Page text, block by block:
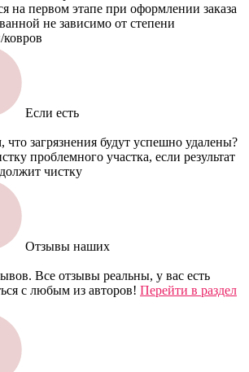
на первом этапе при оформлении заказа
не зависимо от степени
ковров
Если есть
что загрязнения будут успешно удалены?
проблемного участка, если результат
чистку
Отзывы наших
Все отзывы реальны, у вас есть
с любым из авторов! Перейти в раздел